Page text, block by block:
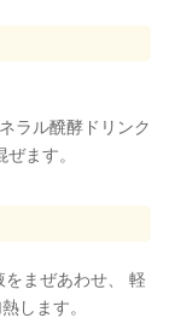
ラル醗酵ドリンク
ます。
まぜあわせ、 軽
します。